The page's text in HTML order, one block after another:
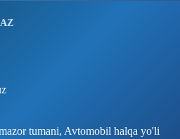
tumani, Avtomobil halqa yo'li